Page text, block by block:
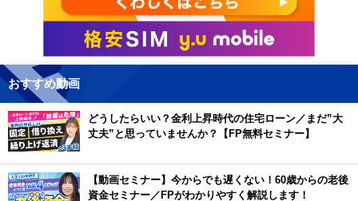
おすすめ動画
どうしたらいい？金利上昇時代の住宅ローン／まだ”大
丈夫”と思っていませんか？【FP無料セミナー】
【動画セミナー】今からでも遅くない！60歳からの老後
資金セミナー／FPがわかりやすく解説します！